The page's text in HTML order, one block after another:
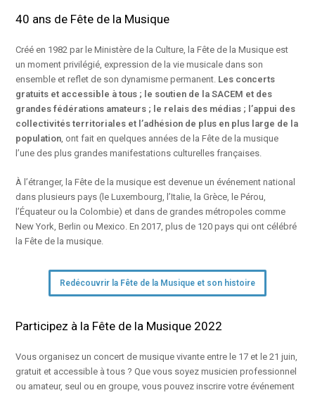
40 ans de Fête de la Musique
Créé en 1982 par le Ministère de la Culture, la Fête de la Musique est
un moment privilégié, expression de la vie musicale dans son
ensemble et reflet de son dynamisme permanent. Les concerts
gratuits et accessible à tous ; le soutien de la SACEM et des
grandes fédérations amateurs ; le relais des médias ; l’appui des
collectivités territoriales et l’adhésion de plus en plus large de la
population, ont fait en quelques années de la Fête de la musique
l’une des plus grandes manifestations culturelles françaises.
À l’étranger, la Fête de la musique est devenue un événement national
dans plusieurs pays (le Luxembourg, l’Italie, la Grèce, le Pérou,
l’Équateur ou la Colombie) et dans de grandes métropoles comme
New York, Berlin ou Mexico. En 2017, plus de 120 pays qui ont célébré
la Fête de la musique.
Redécouvrir la Fête de la Musique et son histoire
Participez à la Fête de la Musique 2022
Vous organisez un concert de musique vivante entre le 17 et le 21 juin,
gratuit et accessible à tous ? Que vous soyez musicien professionnel
ou amateur, seul ou en groupe, vous pouvez inscrire votre événement